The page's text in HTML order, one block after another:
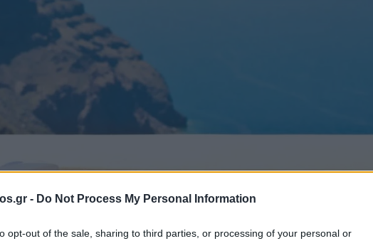
- Do Not Process My Personal Information
opt-out of the sale, sharing to third parties, or processing of your personal or